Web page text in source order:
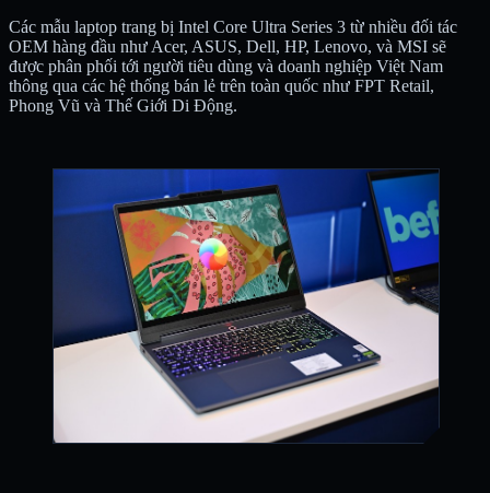
Các mẫu laptop trang bị Intel Core Ultra Series 3 từ nhiều đối tác
OEM hàng đầu như Acer, ASUS, Dell, HP, Lenovo, và MSI sẽ
được phân phối tới người tiêu dùng và doanh nghiệp Việt Nam
thông qua các hệ thống bán lẻ trên toàn quốc như FPT Retail,
Phong Vũ và Thế Giới Di Động.